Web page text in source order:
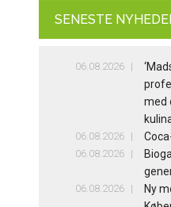
SENESTE
06.08.2026
med
06.08.2026
06.08.2026
06.08.2026
Ny